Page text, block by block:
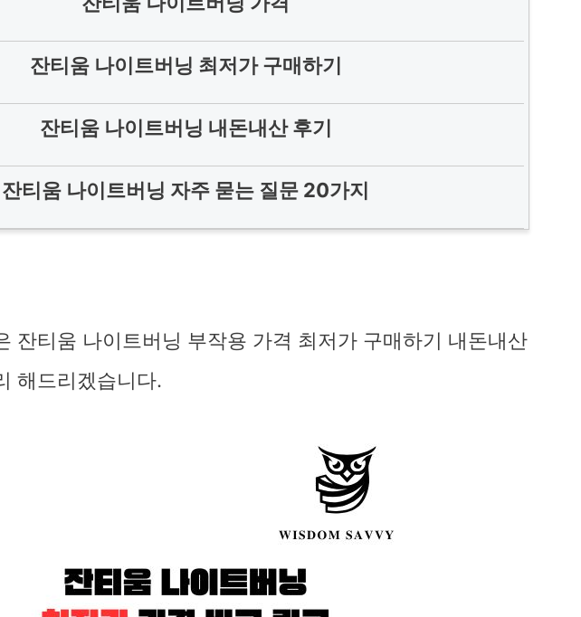
잔티움 나이트버닝 최저가 구매하기
잔티움 나이트버닝 내돈내산 후기
잔티움 나이트버닝 자주 묻는 질문 20가지
잔티움 나이트버닝 부작용 가격 최저가 구매하기 내돈내산
해드리겠습니다.